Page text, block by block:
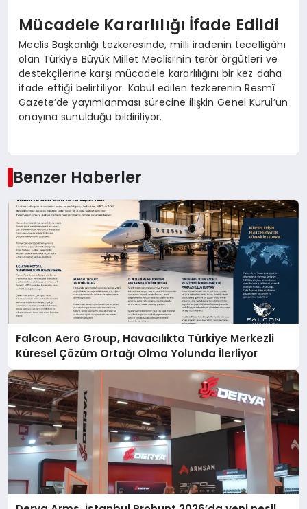
Mücadele Kararlılığı İfade Edildi
Meclis Başkanlığı tezkeresinde, milli iradenin tecelligâhı
olan Türkiye Büyük Millet Meclisi’nin terör örgütleri ve
destekçilerine karşı mücadele kararlılığını bir kez daha
ifade ettiği belirtiliyor. Kabul edilen tezkerenin Resmî
Gazete’de yayımlanması sürecine ilişkin Genel Kurul’un
onayına sunulduğu bildiriliyor.
Benzer Haberler
Falcon Aero Group, Havacılıkta Türkiye Merkezli
Küresel Çözüm Ortağı Olma Yolunda İlerliyor